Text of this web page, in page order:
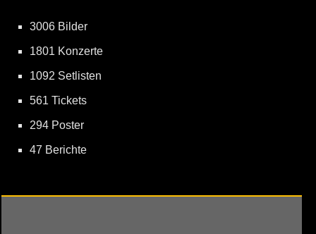
3006 Bilder
1801 Konzerte
1092 Setlisten
561 Tickets
294 Poster
47 Berichte